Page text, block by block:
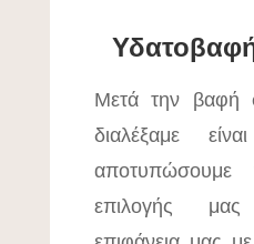
Μετά την βαφή
διαλέξαμε
αποτυπώσουμε
επιλογής